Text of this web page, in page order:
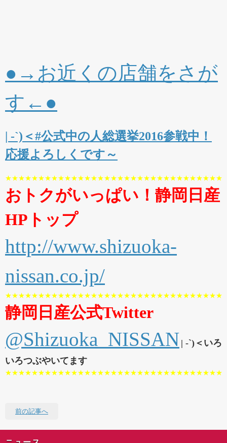
●→お近くの店舗をさが
す←●
| -`)＜#公式中の人総選挙2016参戦中！
応援よろしくです～
おトクがいっぱい！静岡日産
HPトップ
http://www.shizuoka-
nissan.co.jp/
静岡日産公式Twitter
@Shizuoka_NISSAN | -`)＜いろ
いろつぶやいてます
前の記事へ